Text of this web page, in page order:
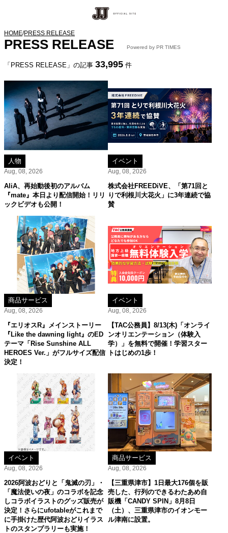
HOME/PRESS RELEASE
PRESS RELEASE Powered by PR TIMES
「PRESS RELEASE」の記事 33,995 件
人物
Aug, 08, 2026
AliA、再始動後初のアルバム
『mate』本日より配信開始！リリ
ックビデオも公開！
イベント
Aug, 08, 2026
株式会社FREEDiVE、「第71回と
りで利根川大花火」に3年連続で協
賛
商品サービス
Aug, 08, 2026
『エリオスR』メインストーリー
『Like the dawning light』のED
テーマ「Rise Sunshine ALL
HEROES Ver.」がフルサイズ配信
決定！
イベント
Aug, 08, 2026
【TAC公務員】8/13(木)「オンライ
ンオリエンテーション（体験入
学）」を無料で開催！学習スター
トはじめの1歩！
イベント
Aug, 08, 2026
2026阿波おどりと「鬼滅の刃」・
「魔法使いの夜」のコラボを記念
しコラボイラストのグッズ販売が
決定！さらにufotableがこれまで
に手掛けた歴代阿波おどりイラス
トのスタンプラリーも実施！
商品サービス
Aug, 08, 2026
【三重県津市】1日最大176個を販
売した、行列のできるわたあめ自
販機「CANDY SPIN」8月8日
（土）、三重県津市のイオンモー
ル津南に設置。